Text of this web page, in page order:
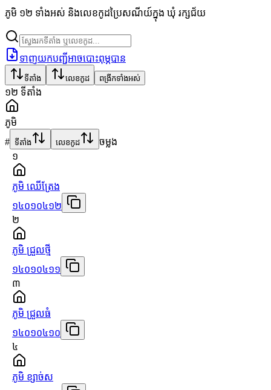
ភូមិ ១២ ទាំងអស់ និងលេខកូដប្រៃសណីយ៍ក្នុង ឃុំ រក្សជ័យ
ទាញយកបញ្ជីអាចបោះពុម្ភបាន
ទីតាំង លេខកូដ ពង្រីកទាំងអស់
១២ ទីតាំង
ភូមិ
# ទីតាំង លេខកូដ
ចម្លង
១
ភូមិ ឈើត្រែង
១៤០១០៤១២
២
ភូមិ ជ្រួលថ្មី
១៤០១០៤១១
៣
ភូមិ ជ្រួលធំ
១៤០១០៤១០
៤
ភូមិ ខ្សាច់ស